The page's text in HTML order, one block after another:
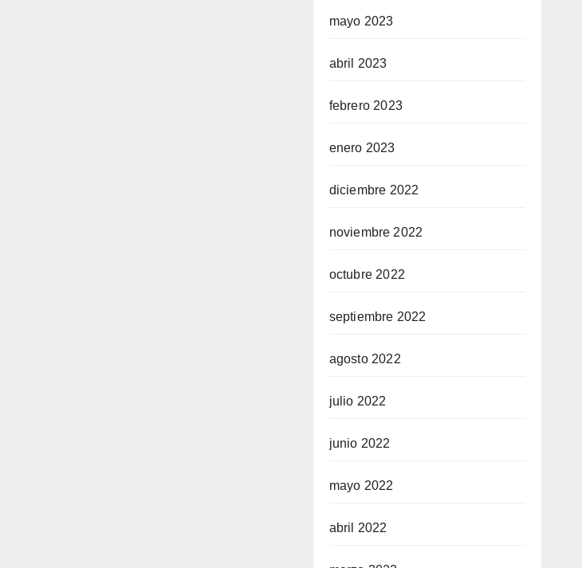
mayo 2023
abril 2023
febrero 2023
enero 2023
diciembre 2022
noviembre 2022
octubre 2022
septiembre 2022
agosto 2022
julio 2022
junio 2022
mayo 2022
abril 2022